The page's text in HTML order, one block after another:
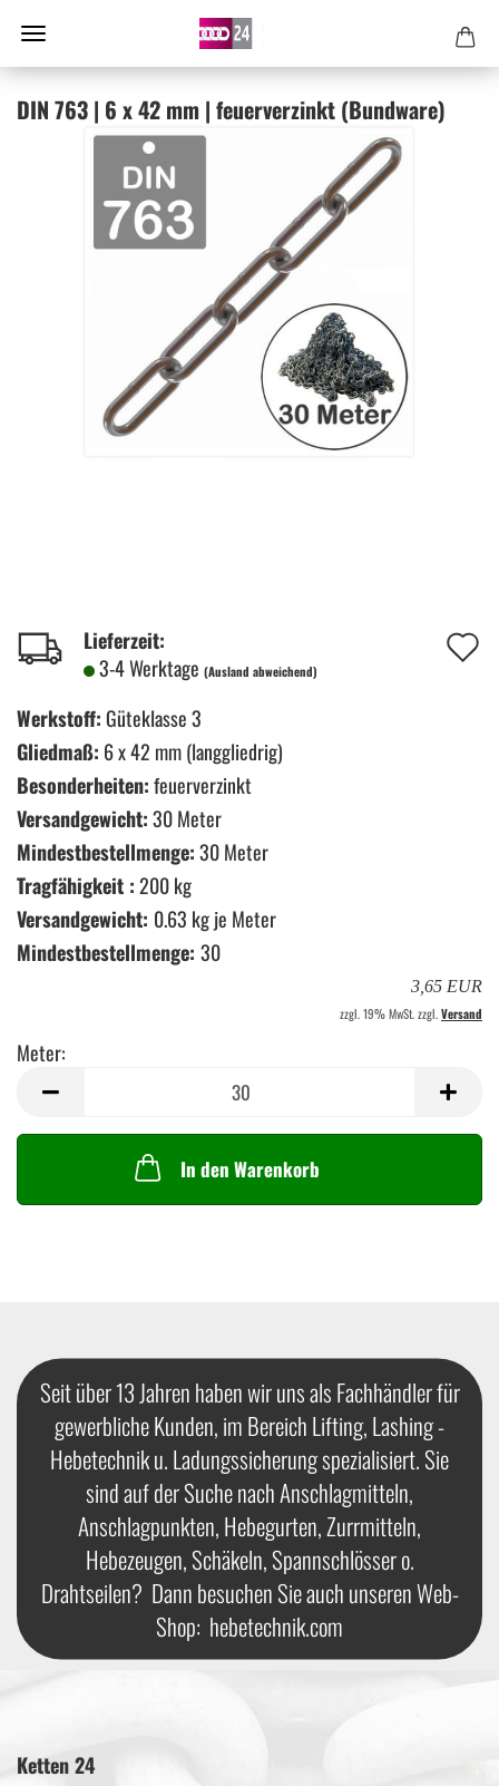
DIN 763 | 6 x 42 mm | feu­er­ver­zinkt (Bund­wa­re)
Lieferzeit:
3-4 Werktage (Ausland abweichend)
Werkstoff:Güteklasse 3
Gliedmaß: 6 x 42 mm (langgliedrig)
Besonderheiten:feuerverzinkt
Versandgewicht:30 Meter
Mindestbestellmenge:30 Meter
Tragfähigkeit :200 kg
Versandgewicht: 0.63 kg je Meter
Mindestbestellmenge: 30
3,65 EUR
zzgl. 19% MwSt. zzgl.Versand
Meter:
In den Warenkorb
Seit über 13 Jahren haben wir uns als Fachhändler für
gewerbliche Kunden, im Bereich Lifting, Lashing -
Hebetechnik u. Ladungssicherung spezialisiert. Sie
sind auf der Suche nach Anschlagmitteln,
Anschlagpunkten, Hebegurten, Zurrmitteln,
Hebezeugen, Schäkeln, Spannschlösser o.
Drahtseilen? Dann besuchen Sie auch unseren Web-
Shop: hebetechnik.com
Ketten 24